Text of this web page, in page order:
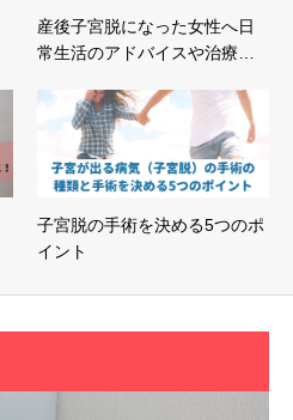
産後子宮脱になった女性へ日
常生活のアドバイスや治療…
子宮脱の手術を決める5つのポ
イント